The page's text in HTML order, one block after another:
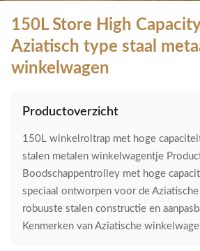
150L Store High
Aziatisch type staal
winkelwagen
Productoverzicht
150L winkelroltrap met hoge
stalen metalen winkelwagentje
Boodschappentrolley met hoge
speciaal ontworpen voor de
robuuste stalen constructie en
Kenmerken van Aziatische